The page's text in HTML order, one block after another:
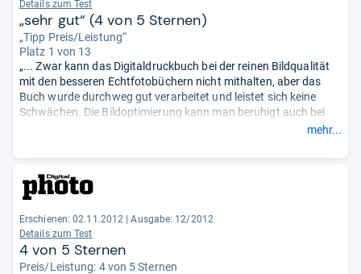
Details zum Test
„sehr gut“ (4 von 5 Sternen)
„Tipp Preis/Leistung“
Platz 1 von 13
„... Zwar kann das Digitaldruckbuch bei der reinen Bildqualität
mit den besseren Echtfotobüchern nicht mithalten, aber das
Buch wurde durchweg gut verarbeitet und leistet sich keine
Schwächen. Die Bildoptimierung kann man beruhigt auch bei
Portraits einsetzen. Wurde ein Portrait geblitzt, so warnt diemehr...
Erschienen: 02.11.2012
Ausgabe: 12/2012
Details zum Test
4 von 5 Sternen
Preis/Leistung: 4 von 5 Sternen